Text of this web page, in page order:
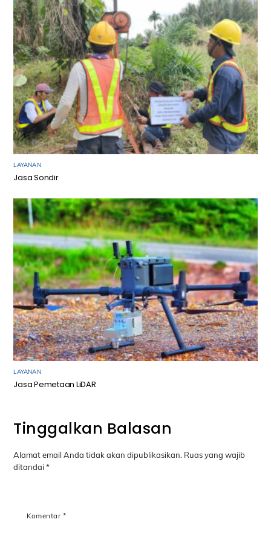
LAYANAN
Jasa Sondir
LAYANAN
Jasa Pemetaan LiDAR
Tinggalkan Balasan
Alamat email Anda tidak akan dipublikasikan. Ruas yang wajib
ditandai*
Komentar *